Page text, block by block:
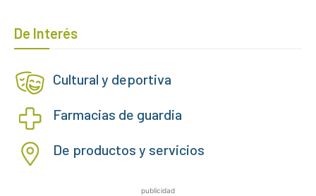
De Interés
Cultural y deportiva
Farmacias de guardia
De productos y servicios
publicidad